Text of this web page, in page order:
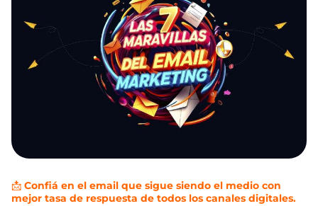
📩 Confiá en el email que sigue siendo el medio con
mejor tasa de respuesta de todos los canales digitales.